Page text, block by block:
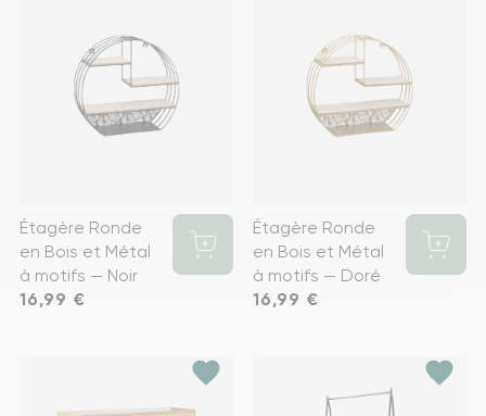
Étagère Ronde
en Bois et Métal
à motifs — Noir
Prix
16,99 €
Étagère Ronde
en Bois et Métal
à motifs — Doré
Prix
16,99 €
favorite favorite